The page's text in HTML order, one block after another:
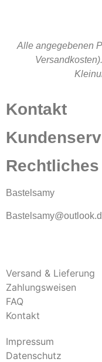
Alle angegebenen
Kontakt
Rechtliches
Bastelsamy
Versand & Lieferung
Zahlungsweisen
FAQ
Kontakt
Impressum
Datenschutz